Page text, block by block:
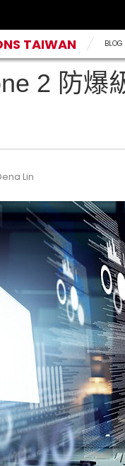
TAIWAN BLOG
2 防爆
Lin